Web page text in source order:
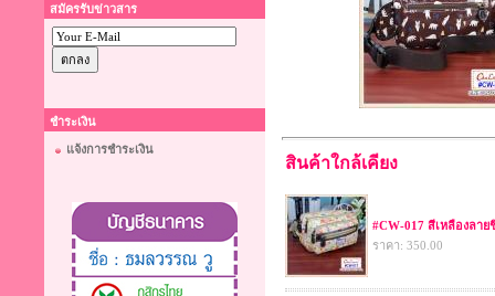
สมัครรับข่าวสาร
ชำระเงิน
แจ้งการชำระเงิน
สินค้าใกล้เคียง
#CW-017 สีเหลืองลาย
ราคา: 350.00